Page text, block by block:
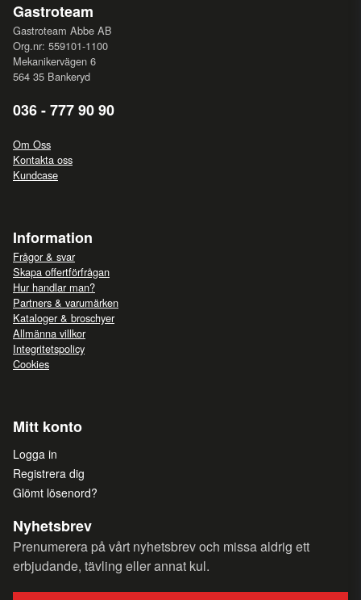
Gastroteam
Gastroteam Abbe AB
Org.nr: 559101-1100
Mekanikervägen 6
564 35 Bankeryd
036 - 777 90 90
Om Oss
Kontakta oss
Kundcase
Information
Frågor & svar
Skapa offertförfrågan
Hur handlar man?
Partners & varumärken
Kataloger & broschyer
Allmänna villkor
Integritetspolicy
Cookies
Mitt konto
Logga in
Registrera dig
Glömt lösenord?
Nyhetsbrev
Prenumerera på vårt nyhetsbrev och missa aldrig ett
erbjudande, tävling eller annat kul.